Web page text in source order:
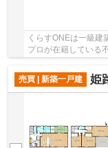
くらすONEは一級建
プロが在籍している
しているお店です♪
売買 | 新築一戸建
姫